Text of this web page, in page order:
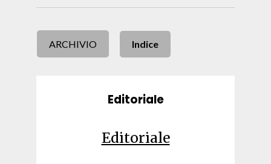
ARCHIVIO Indice
Editoriale
Editoriale